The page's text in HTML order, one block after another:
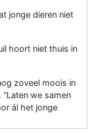
jonge dieren niet
hoort niet thuis in
zoveel moois in
we samen
ál het jonge